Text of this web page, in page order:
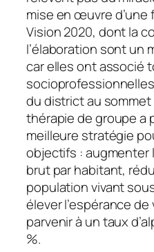
mise en œuvre d’une
Vision 2020, dont la
l’élaboration sont un
car elles ont associé
du district au sommet
thérapie de groupe a
meilleure stratégie
objectifs :
brut par habitant,
population vivant
élever l’espérance
parvenir à un taux
%.